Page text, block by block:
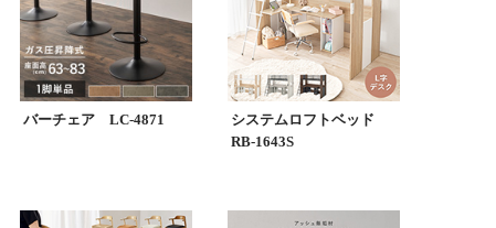
バーチェア LC-4871
システムロフトベッド
RB-1643S